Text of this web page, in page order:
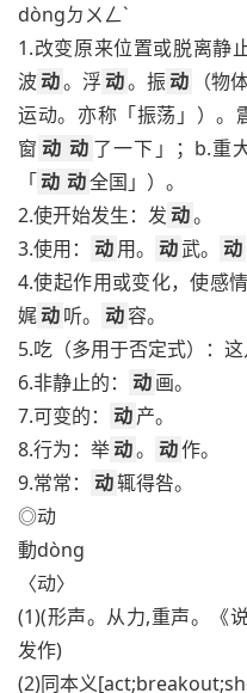
dòngㄉㄨㄥˋ
1.改变原来位置或脱离静
波动。浮动。振动
（物
运动。亦称「振荡」）。
窗 动 动 了一下」；b.重
「动 动全国」）。
2.使开始发生：发动。
3.使用：
动用。 动武。 动
4.使起作用或变化，使感
娓动听。 动容。
5.吃（多用于否定式）：
6.非静止的：
动画。
7.可变的：
动产。
8.行为：举动。 动作。
9.常常：
动辄得咎。
◎动
動dòng
〈动〉
(1)(形声。从力,重声。《
发作)
(2)同本义